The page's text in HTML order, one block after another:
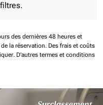
des dernières 48 heures et
la réservation. Des frais et coûts
D'autres termes et conditions